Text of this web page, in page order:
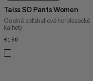
Taiss SO Pants Women
Odolné softshellové horolezecké
kalhoty
€160